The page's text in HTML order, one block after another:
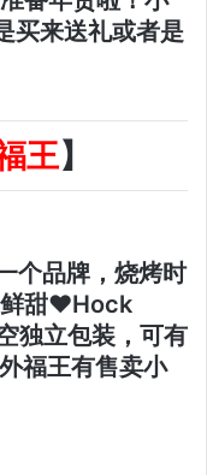
买来送礼或者是
王】
个品牌，烧烤时
鲜甜❤Hock
独立包装，可有
福王有售卖小